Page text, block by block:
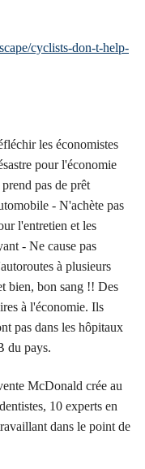
cyclists-don-t-help-
les économistes
pour l'économie
pas de prêt
- N'achète pas
l'entretien et les
- Ne cause pas
à plusieurs
bien, bon sang !! Des
à l'économie. Ils
pas dans les hôpitaux
du pays.
McDonald crée au
10 experts en
dans le point de